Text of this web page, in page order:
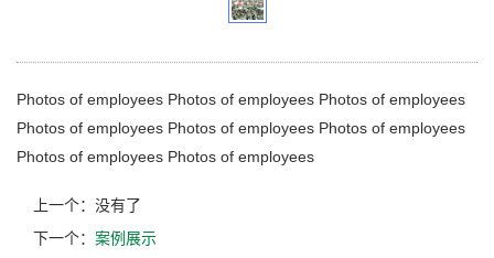
Photos of employees Photos of employees Photos of employees
Photos of employees Photos of employees Photos of employees
Photos of employees Photos of employees
上一个：没有了
下一个： 案例展示